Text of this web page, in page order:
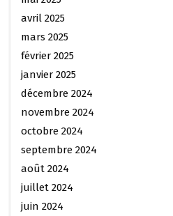
avril 2025
mars 2025
février 2025
janvier 2025
décembre 2024
novembre 2024
octobre 2024
septembre 2024
août 2024
juillet 2024
juin 2024